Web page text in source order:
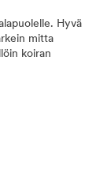
Hyvä
mitta
koiran